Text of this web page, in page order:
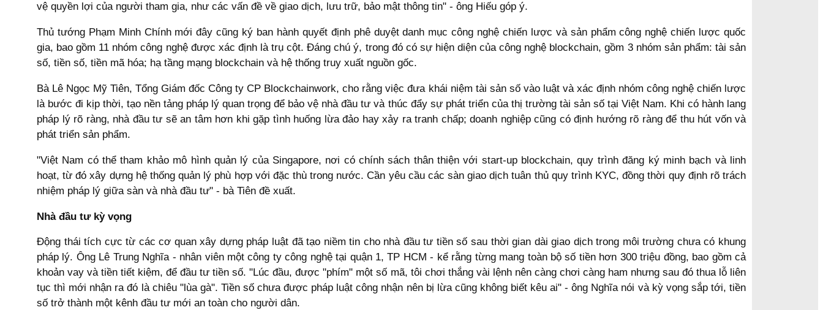
vệ quyền lợi của người tham gia, như các vấn đề về giao dịch, lưu trữ, bảo mật thông tin" - ông Hiếu góp ý.
Thủ tướng Phạm Minh Chính mới đây cũng ký ban hành quyết định phê duyệt danh mục công nghệ chiến lược và sản phẩm công nghệ chiến lược quốc
gia, bao gồm 11 nhóm công nghệ được xác định là trụ cột. Đáng chú ý, trong đó có sự hiện diện của công nghệ blockchain, gồm 3 nhóm sản phẩm: tài sản
số, tiền số, tiền mã hóa; hạ tầng mạng blockchain và hệ thống truy xuất nguồn gốc.
Bà Lê Ngọc Mỹ Tiên, Tổng Giám đốc Công ty CP Blockchainwork, cho rằng việc đưa khái niệm tài sản số vào luật và xác định nhóm công nghệ chiến lược
là bước đi kịp thời, tạo nền tảng pháp lý quan trọng để bảo vệ nhà đầu tư và thúc đẩy sự phát triển của thị trường tài sản số tại Việt Nam. Khi có hành lang
pháp lý rõ ràng, nhà đầu tư sẽ an tâm hơn khi gặp tình huống lừa đảo hay xảy ra tranh chấp; doanh nghiệp cũng có định hướng rõ ràng để thu hút vốn và
phát triển sản phẩm.
"Việt Nam có thể tham khảo mô hình quản lý của Singapore, nơi có chính sách thân thiện với start-up blockchain, quy trình đăng ký minh bạch và linh
hoạt, từ đó xây dựng hệ thống quản lý phù hợp với đặc thù trong nước. Cần yêu cầu các sàn giao dịch tuân thủ quy trình KYC, đồng thời quy định rõ trách
nhiệm pháp lý giữa sàn và nhà đầu tư" - bà Tiên đề xuất.
Nhà đầu tư kỳ vọng
Động thái tích cực từ các cơ quan xây dựng pháp luật đã tạo niềm tin cho nhà đầu tư tiền số sau thời gian dài giao dịch trong môi trường chưa có khung
pháp lý. Ông Lê Trung Nghĩa - nhân viên một công ty công nghệ tại quận 1, TP HCM - kể rằng từng mang toàn bộ số tiền hơn 300 triệu đồng, bao gồm cả
khoản vay và tiền tiết kiệm, để đầu tư tiền số. "Lúc đầu, được "phím" một số mã, tôi chơi thắng vài lệnh nên càng chơi càng ham nhưng sau đó thua lỗ liên
tục thì mới nhận ra đó là chiêu "lùa gà". Tiền số chưa được pháp luật công nhận nên bị lừa cũng không biết kêu ai" - ông Nghĩa nói và kỳ vọng sắp tới, tiền
số trở thành một kênh đầu tư mới an toàn cho người dân.